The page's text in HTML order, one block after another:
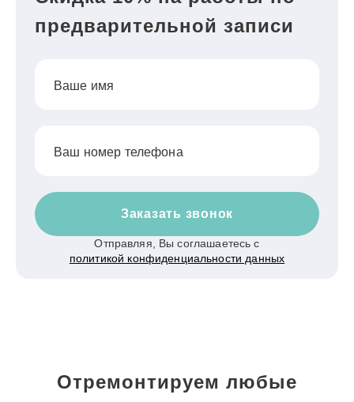
предварительной записи
Ваше имя
Ваш номер телефона
Заказать звонок
Отправляя, Вы соглашаетесь с
политикой конфиденциальности данных
Отремонтируем любые